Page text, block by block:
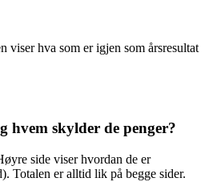
viser hva som er igjen som årsresultat
hvem skylder de penger?
side viser hvordan de er
Totalen er alltid lik på begge sider.